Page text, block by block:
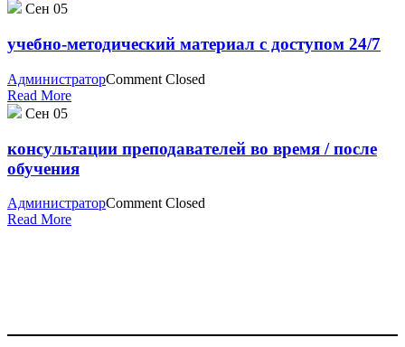
Сен 05
учебно-методический материал с доступом 24/7
АдминистраторComment Closed
Read More
Сен 05
консультации преподавателей во время / после
обучения
АдминистраторComment Closed
Read More